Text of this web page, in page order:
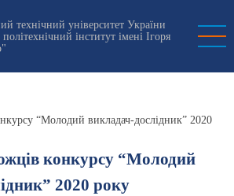
технічний університет України
інститут імені Ігоря
“Молодий викладач-дослідник” 2020
конкурсу “Молодий
2020 року